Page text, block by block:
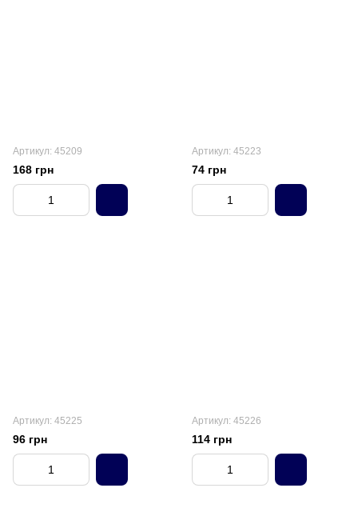
Артикул: 45209
168 грн
Артикул: 45223
74 грн
Артикул: 45225
96 грн
Артикул: 45226
114 грн